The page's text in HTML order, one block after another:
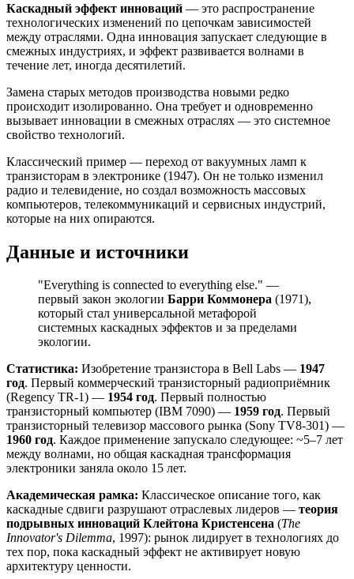
Каскадный эффект инноваций — это распространение
технологических изменений по цепочкам зависимостей
между отраслями. Одна инновация запускает следующие в
смежных индустриях, и эффект развивается волнами в
течение лет, иногда десятилетий.
Замена старых методов производства новыми редко
происходит изолированно. Она требует и одновременно
вызывает инновации в смежных отраслях — это системное
свойство технологий.
Классический пример — переход от вакуумных ламп к
транзисторам в электронике (1947). Он не только изменил
радио и телевидение, но создал возможность массовых
компьютеров, телекоммуникаций и сервисных индустрий,
которые на них опираются.
Данные и источники
"Everything is connected to everything else." —
первый закон экологии Барри Коммонера (1971),
который стал универсальной метафорой
системных каскадных эффектов и за пределами
экологии.
Статистика: Изобретение транзистора в Bell Labs — 1947
год. Первый коммерческий транзисторный радиоприёмник
(Regency TR-1) — 1954 год. Первый полностью
транзисторный компьютер (IBM 7090) — 1959 год. Первый
транзисторный телевизор массового рынка (Sony TV8-301) —
1960 год. Каждое применение запускало следующее: ~5–7 лет
между волнами, но общая каскадная трансформация
электроники заняла около 15 лет.
Академическая рамка: Классическое описание того, как
каскадные сдвиги разрушают отраслевых лидеров — теория
подрывных инноваций Клейтона Кристенсена (The
Innovator's Dilemma, 1997): рынок лидирует в технологиях до
тех пор, пока каскадный эффект не активирует новую
архитектуру ценности.